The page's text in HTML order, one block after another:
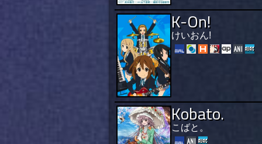
K-On!
けいおん!
Kobato.
こばと。